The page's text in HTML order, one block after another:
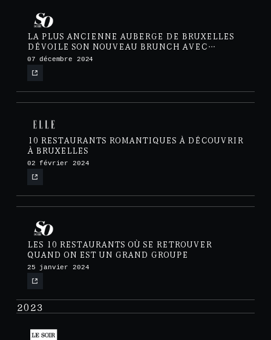
LA PLUS ANCIENNE AUBERGE DE BRUXELLES
DÉVOILE SON NOUVEAU BRUNCH AVEC
MIMOSA À VOLONTÉ
07 décembre 2024
10 RESTAURANTS ROMANTIQUES À DÉCOUVRIR
À BRUXELLES
02 février 2024
LES 10 RESTAURANTS OÙ SE RETROUVER
QUAND ON EST UN GRAND GROUPE
25 janvier 2024
2023